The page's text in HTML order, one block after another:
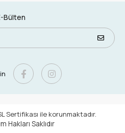
Bülten
Sertifikası ile korunmaktadır.
Hakları Saklıdır